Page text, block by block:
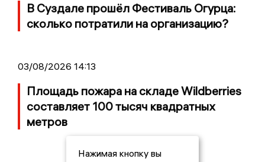
В Суздале прошёл Фестиваль Огурца:
сколько потратили на организацию?
03/08/2026 14:13
Площадь пожара на складе Wildberries
составляет 100 тысяч квадратных
метров
Нажимая кнопку вы